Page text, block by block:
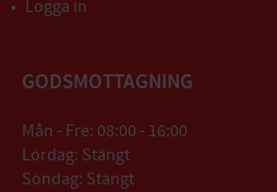
Logga in
GODSMOTTAGNING
Mån - Fre: 08:00 - 16:00
Lördag: Stängt
Söndag: Stängt